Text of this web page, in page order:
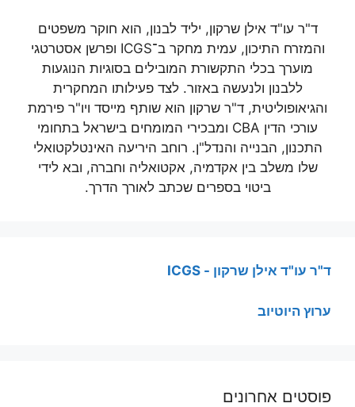
ד"ר עו"ד אילן שרקון, יליד לבנון, הוא חוקר משפטים
והמזרח התיכון, עמית מחקר ב־ICGS ופרשן אסטרטגי
מוערך בכלי התקשורת המובילים בסוגיות הנוגעות
ללבנון ולנעשה באזור. לצד פעילותו המחקרית
והגיאופוליטית, ד"ר שרקון הוא שותף מייסד ויו"ר פירמת
עורכי הדין CBA ומבכירי המומחים בישראל בתחומי
התכנון, הבנייה והנדל"ן. רוחב היריעה האינטלקטואלי
שלו משלב בין אקדמיה, אקטואליה וחברה, ובא לידי
ביטוי בספרים שכתב לאורך הדרך.
ד"ר עו"ד אילן שרקון - ICGS
ערוץ היוטיוב
פוסטים אחרונים